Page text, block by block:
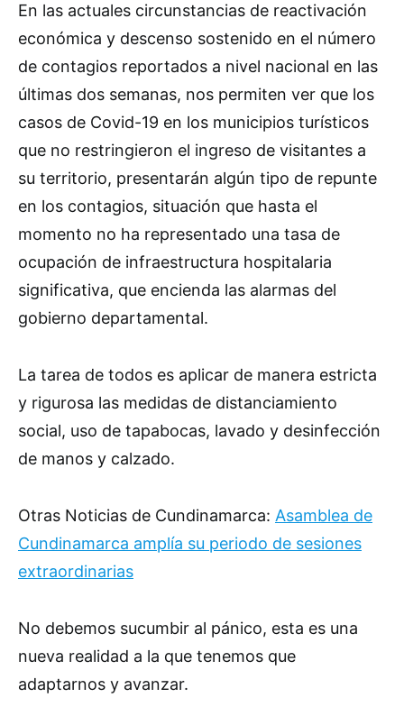
En las actuales circunstancias de reactivación
económica y descenso sostenido en el número
de contagios reportados a nivel nacional en las
últimas dos semanas, nos permiten ver que los
casos de Covid-19 en los municipios turísticos
que no restringieron el ingreso de visitantes a
su territorio, presentarán algún tipo de repunte
en los contagios, situación que hasta el
momento no ha representado una tasa de
ocupación de infraestructura hospitalaria
significativa, que encienda las alarmas del
gobierno departamental.
La tarea de todos es aplicar de manera estricta
y rigurosa las medidas de distanciamiento
social, uso de tapabocas, lavado y desinfección
de manos y calzado.
Otras Noticias de Cundinamarca: Asamblea de
Cundinamarca amplía su periodo de sesiones
extraordinarias
No debemos sucumbir al pánico, esta es una
nueva realidad a la que tenemos que
adaptarnos y avanzar.